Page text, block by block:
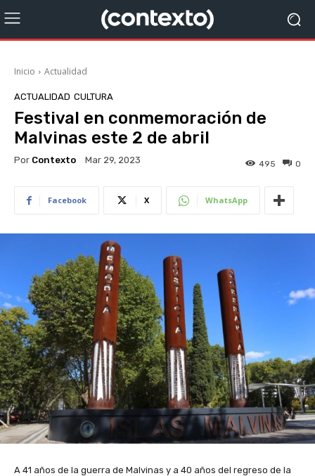
Inicio Actualidad
ACTUALIDAD CULTURA
Festival en conmemoración de
Malvinas este 2 de abril
Por Contexto Mar 29, 2023 0
495
Facebook X WhatsApp
A 41 años de la guerra de Malvinas y a 40 años del regreso de la